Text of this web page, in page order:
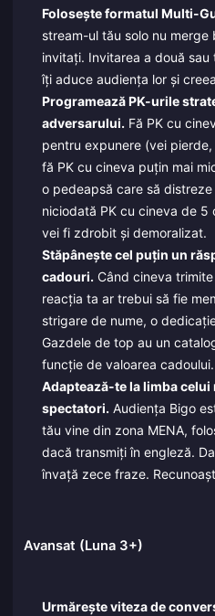
Folosește formatul Multi-
stream-ul tău solo nu
invitați. Invitarea a două
îți aduce audiența lor și
Programează PK-urile
adversarului. Fă PK cu
pentru expunere (vei
fă PK cu cineva puțin mai
o pedeapsă care să
niciodată PK cu cineva de
vei fi zdrobit și demoralizat.
Stăpânește cel puțin un
cadouri. Când cineva
reacția ta ar trebui să fie
strigare de nume, o
Gazdele de top au un
funcție de valoarea cadoului.
Adaptează-te la limba celui
spectatori. Audiența Bigo
tău vine din zona MENA,
dacă transmiți în engleză.
învață zece fraze.
Avansat (Luna 3+)
Urmărește viteza de